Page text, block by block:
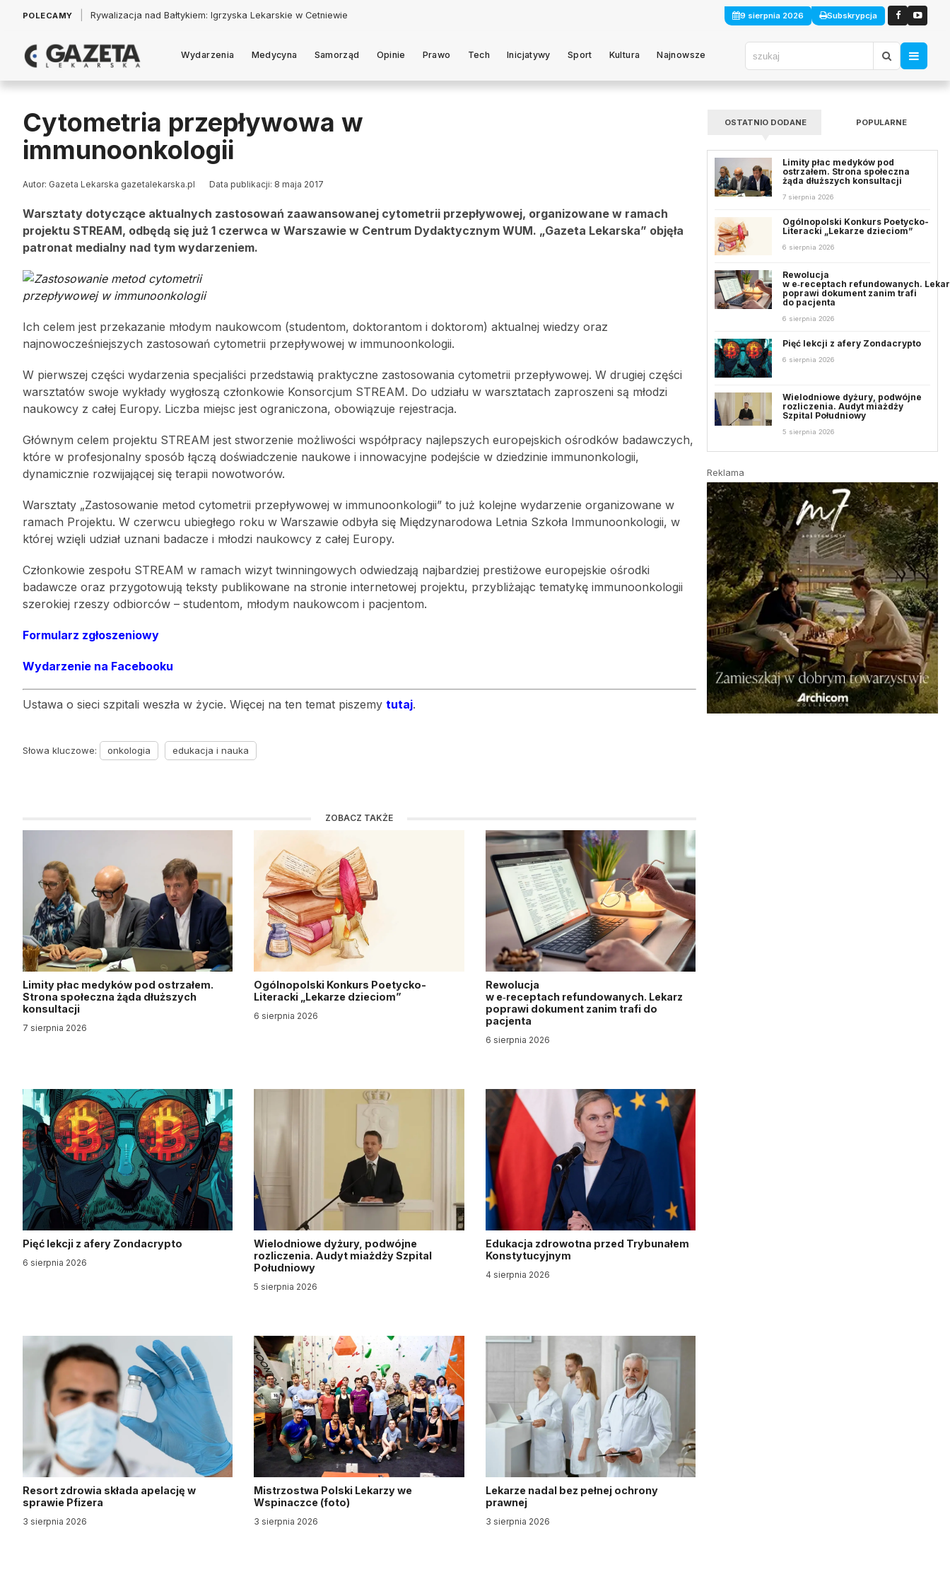
POLECAMY Łukasz Jankowski: Politycy w pogoni za króliczkiem 9 sierpnia 2026 Subskrypcja
Wydarzenia Medycyna Samorząd Opinie Prawo Tech Inicjatywy Sport Kultura Najnowsze
Cytometria przepływowa w
immunoonkologii
Autor: Gazeta Lekarska gazetalekarska.pl Data publikacji: 8 maja 2017
Warsztaty dotyczące aktualnych zastosowań zaawansowanej cytometrii przepływowej, organizowane w ramach
projektu STREAM, odbędą się już 1 czerwca w Warszawie w Centrum Dydaktycznym WUM. „Gazeta Lekarska” objęła
patronat medialny nad tym wydarzeniem.
Ich celem jest przekazanie młodym naukowcom (studentom, doktorantom i doktorom) aktualnej wiedzy oraz
najnowocześniejszych zastosowań cytometrii przepływowej w immunoonkologii.
W pierwszej części wydarzenia specjaliści przedstawią praktyczne zastosowania cytometrii przepływowej. W drugiej części
warsztatów swoje wykłady wygłoszą członkowie Konsorcjum STREAM. Do udziału w warsztatach zaproszeni są młodzi
naukowcy z całej Europy. Liczba miejsc jest ograniczona, obowiązuje rejestracja.
Głównym celem projektu STREAM jest stworzenie możliwości współpracy najlepszych europejskich ośrodków badawczych,
które w profesjonalny sposób łączą doświadczenie naukowe i innowacyjne podejście w dziedzinie immunonkologii,
dynamicznie rozwijającej się terapii nowotworów.
Warsztaty „Zastosowanie metod cytometrii przepływowej w immunoonkologii” to już kolejne wydarzenie organizowane w
ramach Projektu. W czerwcu ubiegłego roku w Warszawie odbyła się Międzynarodowa Letnia Szkoła Immunoonkologii, w
której wzięli udział uznani badacze i młodzi naukowcy z całej Europy.
Członkowie zespołu STREAM w ramach wizyt twinningowych odwiedzają najbardziej prestiżowe europejskie ośrodki
badawcze oraz przygotowują teksty publikowane na stronie internetowej projektu, przybliżając tematykę immunoonkologii
szerokiej rzeszy odbiorców – studentom, młodym naukowcom i pacjentom.
Formularz zgłoszeniowy
Wydarzenie na Facebooku
Ustawa o sieci szpitali weszła w życie. Więcej na ten temat piszemy tutaj.
Słowa kluczowe: onkologia edukacja i nauka
ZOBACZ TAKŻE
Limity płac medyków pod ostrzałem.
Strona społeczna żąda dłuższych
konsultacji
7 sierpnia 2026
Ogólnopolski Konkurs Poetycko-
Literacki „Lekarze dzieciom”
6 sierpnia 2026
Rewolucja
w e‑receptach refundowanych. Lekarz
poprawi dokument zanim trafi do
pacjenta
6 sierpnia 2026
Pięć lekcji z afery Zondacrypto
6 sierpnia 2026
Wielodniowe dyżury, podwójne
rozliczenia. Audyt miażdży Szpital
Południowy
5 sierpnia 2026
Edukacja zdrowotna przed Trybunałem
Konstytucyjnym
4 sierpnia 2026
Resort zdrowia składa apelację w
sprawie Pfizera
3 sierpnia 2026
Mistrzostwa Polski Lekarzy we
Wspinaczce (foto)
3 sierpnia 2026
Lekarze nadal bez pełnej ochrony
prawnej
3 sierpnia 2026
OSTATNIO DODANE POPULARNE
Limity płac medyków pod
ostrzałem. Strona społeczna
żąda dłuższych konsultacji
7 sierpnia 2026
Ogólnopolski Konkurs Poetycko-
Literacki „Lekarze dzieciom”
6 sierpnia 2026
Rewolucja
w e‑receptach refundowanych.
poprawi dokument zanim trafi
do pacjenta
6 sierpnia 2026
Pięć lekcji z afery Zondacrypto
6 sierpnia 2026
Wielodniowe dyżury, podwójne
rozliczenia. Audyt miażdży
Szpital Południowy
5 sierpnia 2026
Reklama